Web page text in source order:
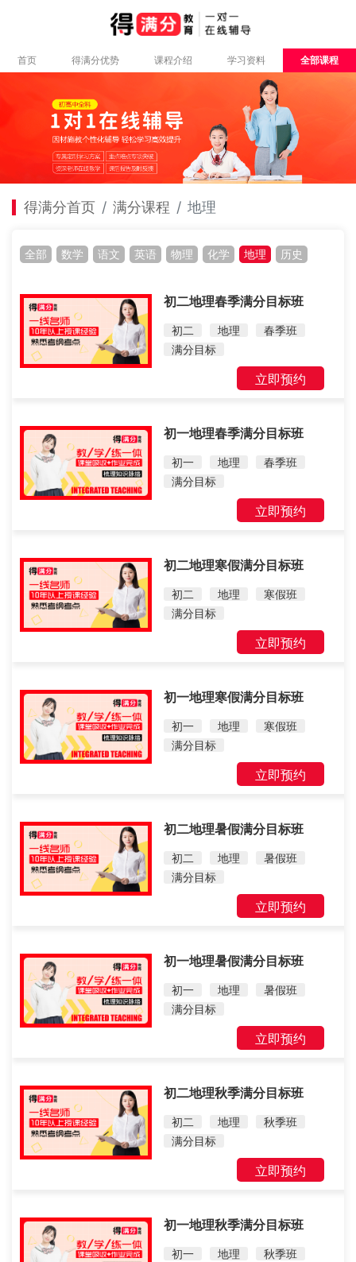
首页 得满分优势 课程介绍 学习资料 全部课程
得满分首页 满分课程 地理
全部 数学 语文 英语 物理 化学 地理 历史
初二地理春季满分目标班
初二 地理
春季班
满分目标
立即预约
初一地理春季满分目标班
初一 地理
春季班
满分目标
立即预约
初二地理寒假满分目标班
初二 地理
寒假班
满分目标
立即预约
初一地理寒假满分目标班
初一 地理
寒假班
满分目标
立即预约
初二地理暑假满分目标班
初二 地理
暑假班
满分目标
立即预约
初一地理暑假满分目标班
初一 地理
暑假班
满分目标
立即预约
初二地理秋季满分目标班
初二 地理
秋季班
满分目标
立即预约
初一地理秋季满分目标班
初一 地理
秋季班